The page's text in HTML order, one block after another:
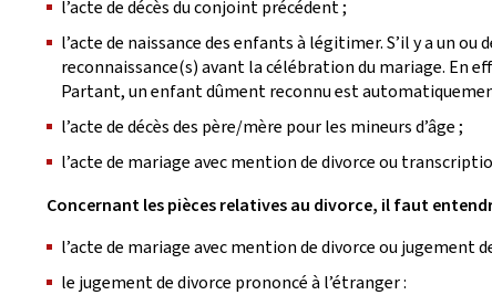
l’acte de décès du conjoint précédent ;
l’acte de naissance des enfants à légitimer. S’il y a un
reconnaissance(s) avant la célébration du mariage. En
Partant, un enfant dûment reconnu est
l’acte de décès des père/mère pour les mineurs d’âge ;
l’acte de mariage avec mention de divorce ou
Concernant les pièces relatives au divorce, il faut
l’acte de mariage avec mention de divorce ou jugement
le jugement de divorce prononcé à l’étranger :